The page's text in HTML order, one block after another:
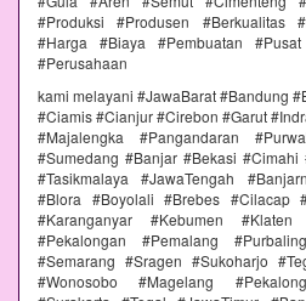
#Produksi #Produsen #Berkualitas
#Harga #Biaya #Pembuatan
#Perusahaan
kami melayani #JawaBarat #Bandung
#Ciamis #Cianjur #Cirebon #Garut
#Majalengka #Pangandaran
#Sumedang #Banjar #Bekasi
#Tasikmalaya #JawaTengah
#Blora #Boyolali #Brebes #Cilacap
#Karanganyar #Kebumen
#Pekalongan #Pemalang
#Semarang #Sragen #Sukoharjo
#Wonosobo #Magelang